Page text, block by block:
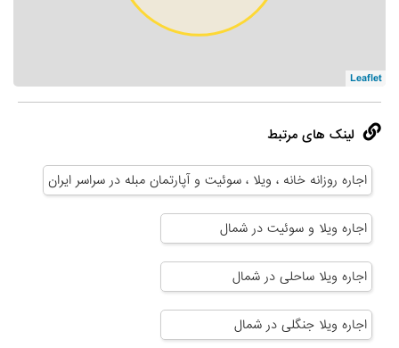
Leaflet
لینک های مرتبط
اجاره روزانه خانه ، ویلا ، سوئیت و آپارتمان مبله در سراسر ایران
اجاره ویلا و سوئیت در شمال
اجاره ویلا ساحلی در شمال
اجاره ویلا جنگلی در شمال